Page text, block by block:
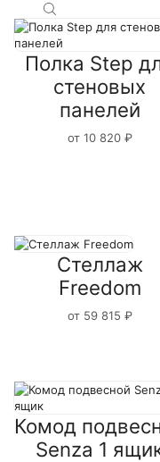
Полка Step
стеновых
панелей
от 10 820 ₽
Стеллаж
Freedom
от 59 815 ₽
Комод
Senza 1